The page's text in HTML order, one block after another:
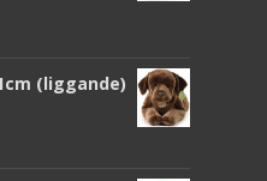
(liggande)